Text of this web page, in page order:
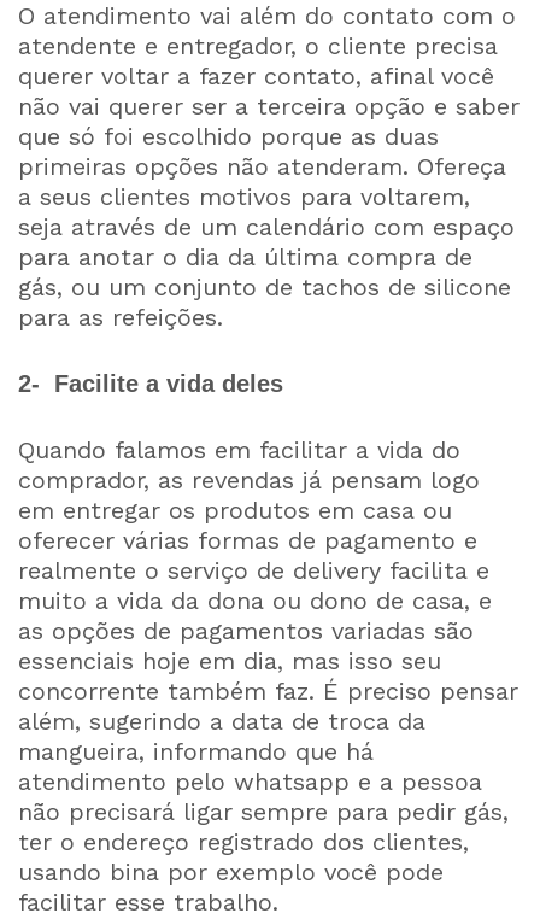
O atendimento vai além do contato com o
atendente e entregador, o cliente precisa
querer voltar a fazer contato, afinal você
não vai querer ser a terceira opção e saber
que só foi escolhido porque as duas
primeiras opções não atenderam. Ofereça
a seus clientes motivos para voltarem,
seja através de um calendário com espaço
para anotar o dia da última compra de
gás, ou um conjunto de tachos de silicone
para as refeições.
2- Facilite a vida deles
Quando falamos em facilitar a vida do
comprador, as revendas já pensam logo
em entregar os produtos em casa ou
oferecer várias formas de pagamento e
realmente o serviço de delivery facilita e
muito a vida da dona ou dono de casa, e
as opções de pagamentos variadas são
essenciais hoje em dia, mas isso seu
concorrente também faz. É preciso pensar
além, sugerindo a data de troca da
mangueira, informando que há
atendimento pelo whatsapp e a pessoa
não precisará ligar sempre para pedir gás,
ter o endereço registrado dos clientes,
usando bina por exemplo você pode
facilitar esse trabalho.